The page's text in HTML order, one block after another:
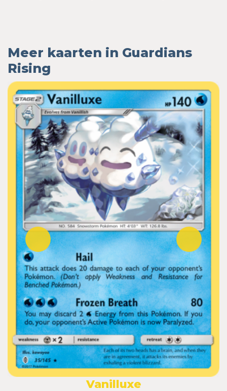
Meer kaarten in Guardians
Rising
Vanilluxe